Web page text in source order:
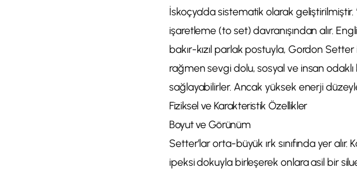
İskoçya’da sistematik olarak
işaretleme (to set) davranışından alır.
bakır-kızıl parlak postuyla, Gordon
rağmen sevgi dolu, sosyal ve insan
sağlayabilirler. Ancak yüksek enerji
Fiziksel ve Karakteristik Özellikler
Boyut ve Görünüm
Setter’lar orta-büyük ırk sınıfında yer
ipeksi dokuyla birleşerek onlara asil bir